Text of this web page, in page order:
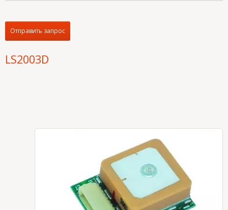
Отправить запрос
LS2003D